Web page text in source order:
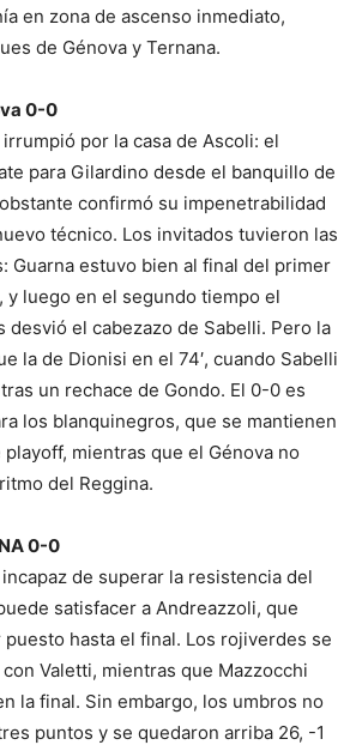
en zona de ascenso inmediato,
de Génova y Ternana.
0-0
por la casa de Ascoli: el
para Gilardino desde el banquillo de
confirmó su impenetrabilidad
técnico. Los invitados tuvieron las
Guarna estuvo bien al final del primer
y luego en el segundo tiempo el
desvió el cabezazo de Sabelli. Pero la
la de Dionisi en el 74′, cuando Sabelli
un rechace de Gondo. El 0-0 es
los blanquinegros, que se mantienen
mientras que el Génova no
del Reggina.
0-0
de superar la resistencia del
satisfacer a Andreazzoli, que
hasta el final. Los rojiverdes se
Valetti, mientras que Mazzocchi
la final. Sin embargo, los umbros no
puntos y se quedaron arriba 26, -1